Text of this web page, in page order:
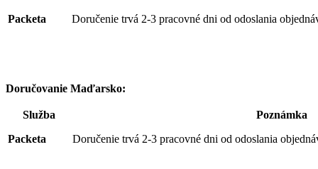
Packeta Doručenie trvá 2-3 pracovné dni od odoslania
Doručovanie Maďarsko:
Služba
Poznámka
Packeta
Doručenie trvá 2-3 pracovné dni od odoslania